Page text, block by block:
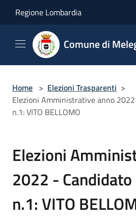
Regione Lombardia
Comune di
Home > Elezioni Trasparenti >
Elezioni Amministrative anno
n.1: VITO BELLOMO
Elezioni
2022 - Candidato
n.1: VITO